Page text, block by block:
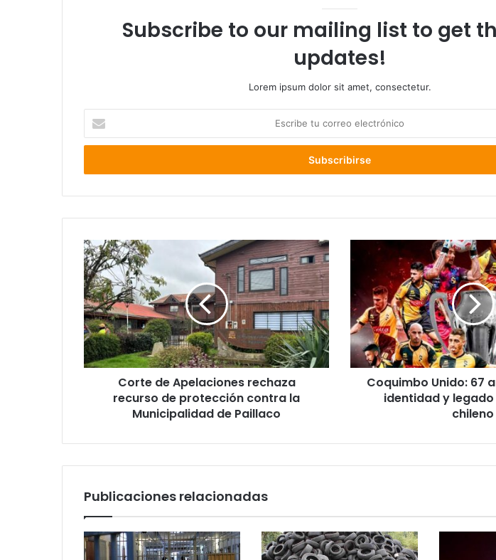
Subscribe to our mailing list to get
updates!
Lorem ipsum dolor sit amet, consectetur.
correo
Corte
de
Apelaciones
rechaza
recurso
de
protección
contra
la
MunicipalidadCorte de Apelaciones rechaza
recurso de protección contra la
Municipalidad de Paillaco
Coquimbo
años
de
pasión,
identidad
y
legado
Coquimbo Unido: 67
identidad y
chileno
Publicaciones relacionadas